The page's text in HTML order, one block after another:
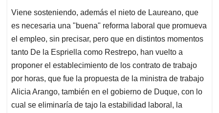
Viene sosteniendo, además el nieto de Laureano, que
es necesaria una "buena" reforma laboral que promueva
el empleo, sin precisar, pero que en distintos momentos
tanto De la Espriella como Restrepo, han vuelto a
proponer el establecimiento de los contrato de trabajo
por horas, que fue la propuesta de la ministra de trabajo
Alicia Arango, también en el gobierno de Duque, con lo
cual se eliminaría de tajo la estabilidad laboral, la